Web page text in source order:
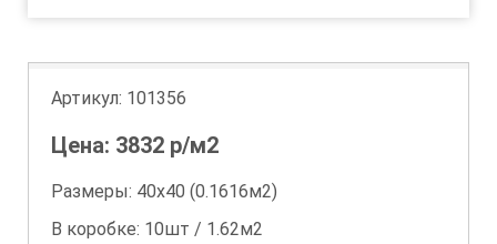
Артикул: 101356
Цена: 3832 р/м2
Размеры: 40х40 (0.1616м2)
В коробке: 10шт / 1.62м2